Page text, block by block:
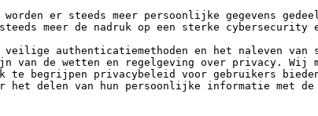
er steeds meer persoonlijke gegevens
meer de nadruk op een sterke cybersecurity
veilige authenticatiemethoden en het naleven
van de wetten en regelgeving over privacy. Wij
begrijpen privacybeleid voor gebruikers
het delen van hun persoonlijke informatie met de